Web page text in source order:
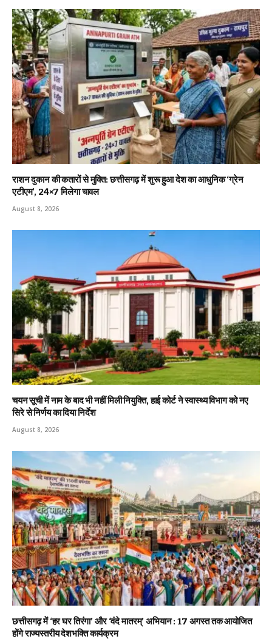
राशन दुकान की कतारों से मुक्ति: छत्तीसगढ़ में शुरू हुआ देश का आधुनिक ‘ग्रेन
एटीएम’, 24×7 मिलेगा चावल
August 8, 2026
चयन सूची में नाम के बाद भी नहीं मिली नियुक्ति, हाई कोर्ट ने स्वास्थ्य विभाग को नए
सिरे से निर्णय का दिया निर्देश
August 8, 2026
छत्तीसगढ़ में ‘हर घर तिरंगा’ और ‘वंदे मातरम्’ अभियान : 17 अगस्त तक आयोजित
होंगे राज्यस्तरीय देशभक्ति कार्यक्रम